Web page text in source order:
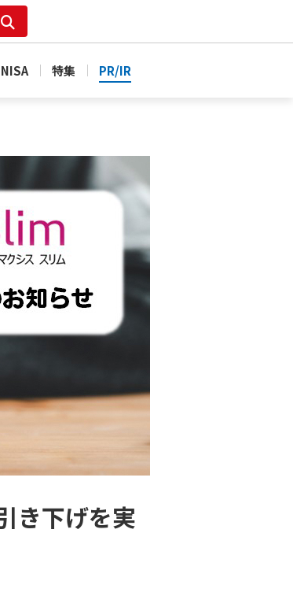
NISA 特集 PR/IR
き下げを実